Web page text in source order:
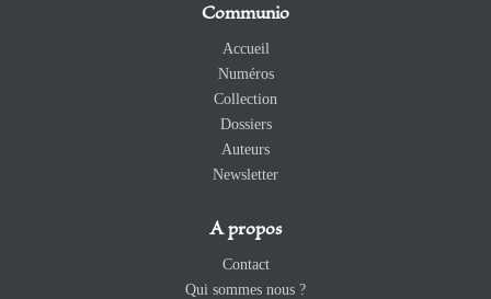
Communio
Accueil
Numéros
Collection
Dossiers
Auteurs
Newsletter
A propos
Contact
Qui sommes nous ?